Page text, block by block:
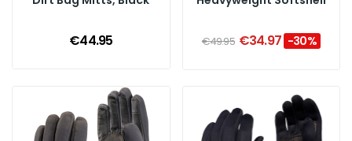
€44.95 €49.95 €34.97 -30%